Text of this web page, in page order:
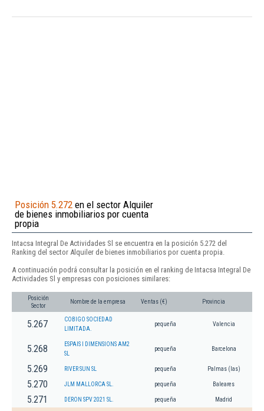
Posición 5.272 en el sector Alquiler
de bienes inmobiliarios por cuenta
propia
Intacsa Integral De Actividades Sl se encuentra en la posición 5.272 del
Ranking del sector Alquiler de bienes inmobiliarios por cuenta propia.
A continuación podrá consultar la posición en el ranking de Intacsa Integral De
Actividades Sl y empresas con posiciones similares:
Posición
Sector
Nombre de la empresa Ventas (€) Provincia
5.267
COBIGO SOCIEDAD
LIMITADA.
pequeña Valencia
5.268
ESPAIS I DIMENSIONS AM2
SL
pequeña Barcelona
5.269 RIVER SUN SL pequeña Palmas (las)
5.270 JLM MALLORCA SL. pequeña Baleares
5.271 DERON SPV 2021 SL. pequeña Madrid